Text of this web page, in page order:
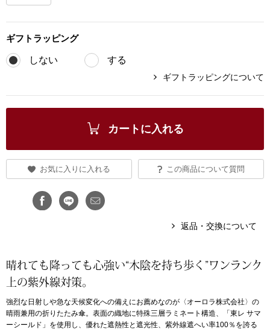
タログ
／チュニック
トートバッグ
リュック･バッ
その他
ギフト ラッピング
しない する
ギフトラッピングについて
カートに入れる
お気に入りに入れる この商品について質問
返品・交換について
晴れても降っても心強い“木陰を持ち歩く”ワンランク
上の紫外線対策。
強烈な日射しや急な天候変化への備えにお薦めなのが〈オーロラ株式会社〉の
晴雨兼用の折りたたみ傘。表面の織地に特殊三層ラミネート構造、「東レ サマ
ーシールド」を使用し、優れた遮熱性と遮光性、紫外線遮へい率100％を誇る